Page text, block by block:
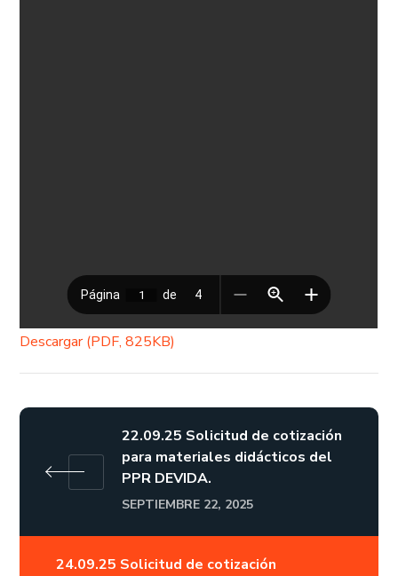
Descargar (PDF, 825KB)
22.09.25 Solicitud de cotización
para materiales didácticos del
PPR DEVIDA.
SEPTIEMBRE 22, 2025
24.09.25 Solicitud de cotización